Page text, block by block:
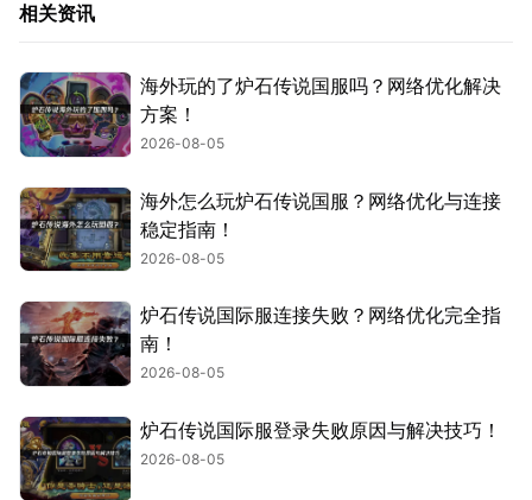
相关资讯
海外玩的了炉石传说国服吗？网络优化解决
方案！
2026-08-05
海外怎么玩炉石传说国服？网络优化与连接
稳定指南！
2026-08-05
炉石传说国际服连接失败？网络优化完全指
南！
2026-08-05
炉石传说国际服登录失败原因与解决技巧！
2026-08-05